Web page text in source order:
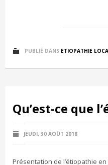
PUBLIÉ DANS ETIOPATHIE
Qu’est-ce que
JEUDI, 30 AOÛT 2018
Présentation de l’étiopathie